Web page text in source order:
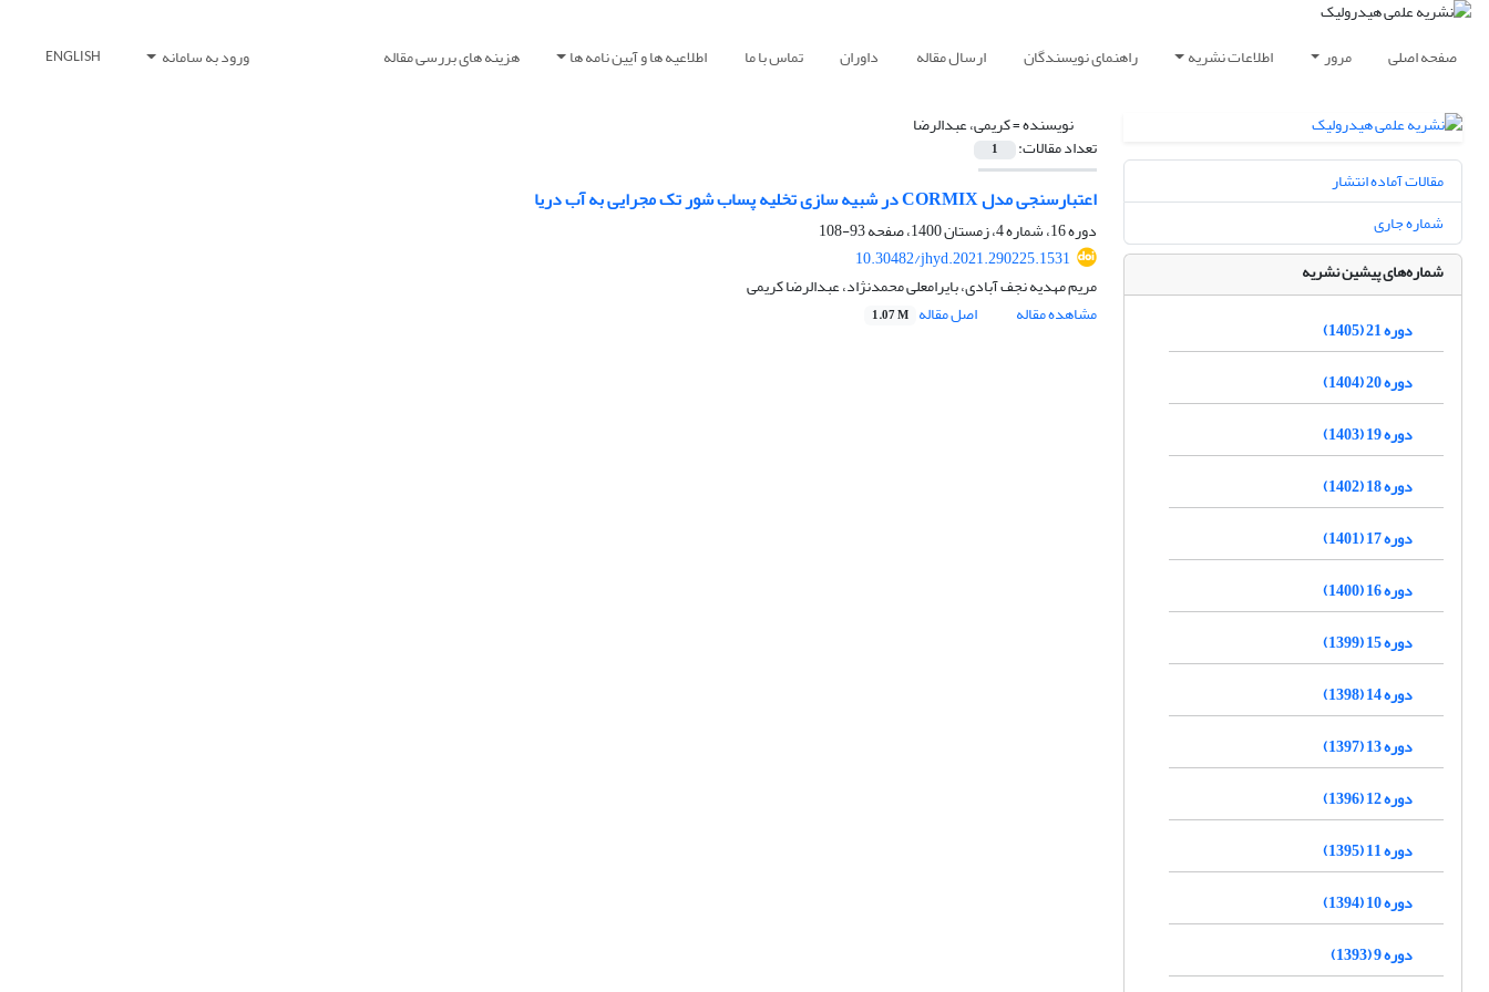
صفحه اصلی مرور اطلاعات نشریه راهنمای نویسندگان ارسال مقاله داوران تماس با ما اطلاعیه ها و آیین نامه ها هزینه های بررسی مقاله ورود به سامانه ENGLISH
نویسنده =کریمی، عبدالرضا
تعداد مقالات: 1
اعتبارسنجی مدل CORMIX در شبیه سازی تخلیه پساب شور تک مجرایی به آب دریا
دوره 16، شماره 4، زمستان 1400، صفحه
93-108
10.30482/jhyd.2021.290225.1531
مریم مهدیه نجف آبادی، بایرامعلی محمدنژاد، عبدالرضا کریمی
مشاهده مقاله
اصل مقاله 1.07 M
مقالات آماده انتشار
شماره جاری
شماره‌های پیشین نشریه
دوره 21 (1405)
دوره 20 (1404)
دوره 19 (1403)
دوره 18 (1402)
دوره 17 (1401)
دوره 16 (1400)
دوره 15 (1399)
دوره 14 (1398)
دوره 13 (1397)
دوره 12 (1396)
دوره 11 (1395)
دوره 10 (1394)
دوره 9 (1393)